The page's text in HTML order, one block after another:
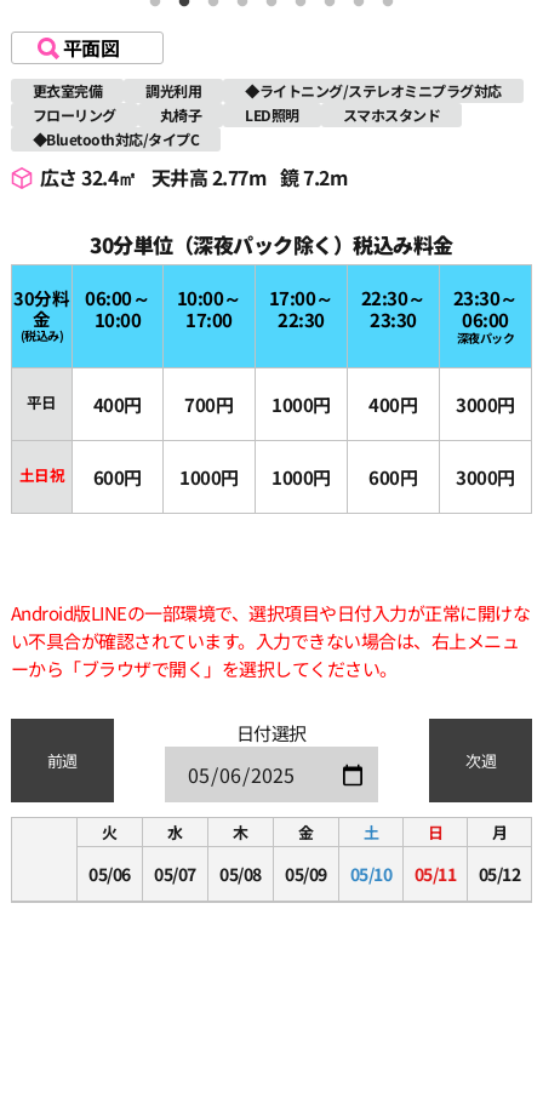
平面図
更衣室完備 調光利用
◆ライトニング/ステレオミニプラグ対応
フローリング
丸椅子 LED照明
スマホスタンド
◆Bluetooth対応/タイプC
広さ 32.4㎡ 天井高 2.77m 鏡 7.2m
30分単位（深夜パック除く）税込み料金
30分料
金
(税込み)
06:00～
10:00
10:00～
17:00
17:00～
22:30
22:30～
23:30
23:30～
06:00
深夜パック
平日 400円 700円 1000円 400円 3000円
土日祝 600円 1000円 1000円 600円 3000円
Android版LINEの一部環境で、選択項目や日付入力が正常に開けな
い不具合が確認されています。入力できない場合は、右上メニュ
ーから「ブラウザで開く」を選択してください。
前週
日付選択
次週
火
05/06
水
05/07
木
05/08
金
05/09
土
05/10
日
05/11
月
05/12